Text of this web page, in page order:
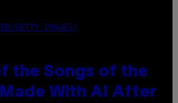
GETTY IMAGES)
the Songs of the
With AI After